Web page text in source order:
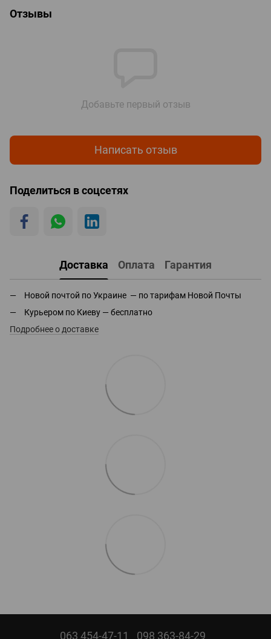
Отзывы
Добавьте первый отзыв
Написать отзыв
Поделиться в соцсетях
Доставка Оплата Гарантия
Новой почтой по Украине — по тарифам Новой Почты
Курьером по Киеву — бесплатно
Подробнее о доставке
063 454-47-11 098 363-84-29